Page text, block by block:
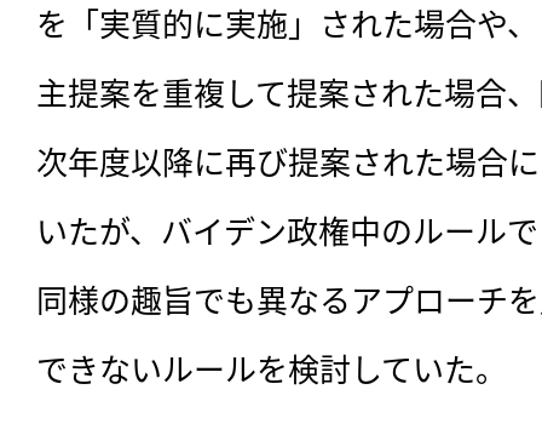
を「実質的に実施」された場合や
主提案を重複して提案された場合
次年度以降に再び提案された場合
いたが、バイデン政権中のルール
同様の趣旨でも異なるアプローチ
できないルールを検討していた。